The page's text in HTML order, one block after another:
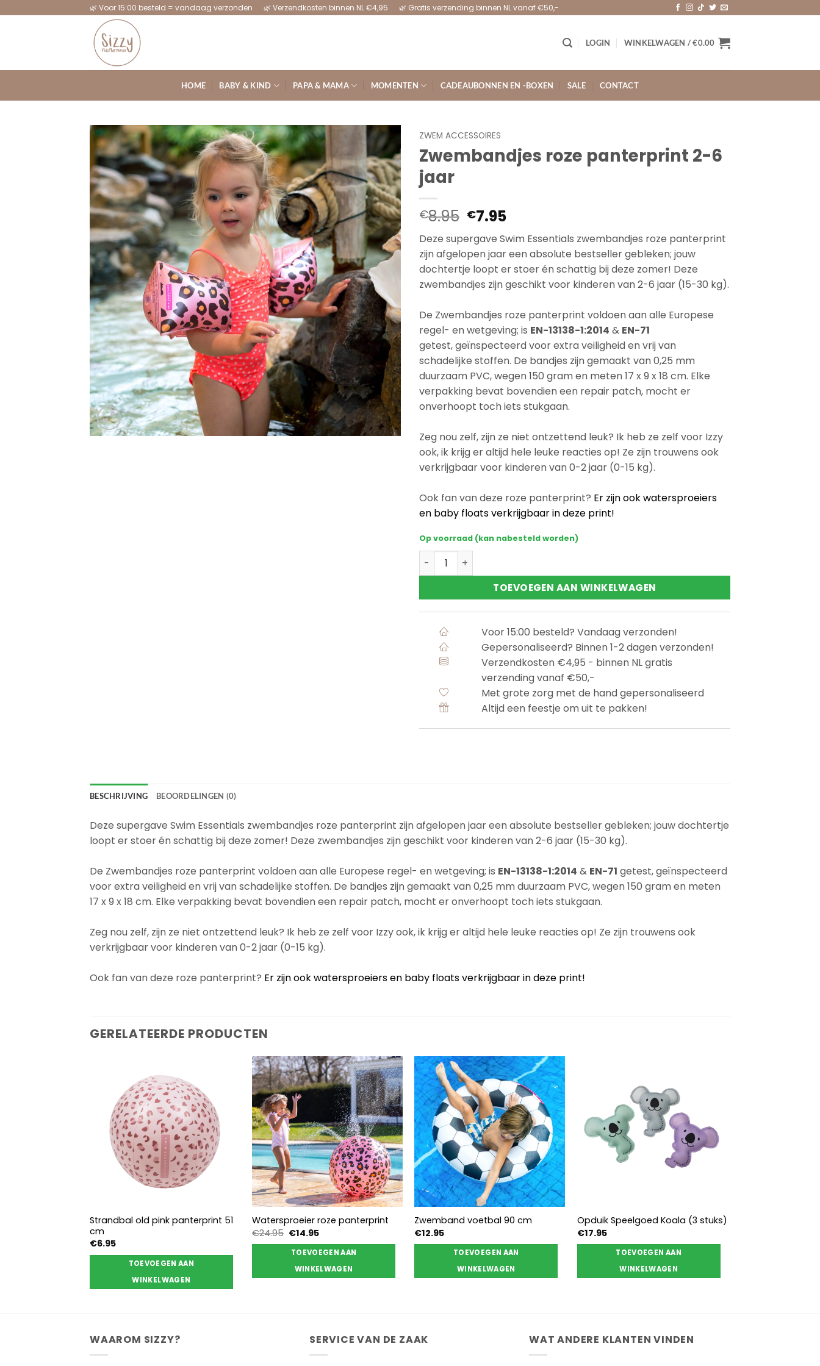
🌿 Voor 15:00 besteld = vandaag verzonden 🌿 Verzendkosten binnen NL €4,95 🌿 Gratis verzending binnen NL vanaf €50,-
LOGIN WINKELWAGEN /€0.00
HOME BABY & KIND PAPA & MAMA MOMENTEN CADEAUBONNEN EN -BOXEN SALE CONTACT
ZWEM ACCESSOIRES
Zwembandjes roze panterprint 2-6
jaar
€8.95 Oorspronkelijke
was:
€8.95.
€7.95Huidige
prijs
is:
€7.95.
Deze supergave Swim Essentials zwembandjes roze panterprint
zijn afgelopen jaar een absolute bestseller gebleken; jouw
dochtertje loopt er stoer én schattig bij deze zomer! Deze
zwembandjes zijn geschikt voor kinderen van 2-6 jaar (15-30 kg).
De Zwembandjes roze panterprint voldoen aan alle Europese
regel- en wetgeving; is EN-13138-1:2014 & EN-71
getest, geïnspecteerd voor extra veiligheid en vrij van
schadelijke stoffen. De bandjes zijn gemaakt van 0,25 mm
duurzaam PVC, wegen 150 gram en meten 17 x 9 x 18 cm. Elke
verpakking bevat bovendien een repair patch, mocht er
onverhoopt toch iets stukgaan.
Zeg nou zelf, zijn ze niet ontzettend leuk? Ik heb ze zelf voor Izzy
ook, ik krijg er altijd hele leuke reacties op! Ze zijn trouwens ook
verkrijgbaar voor kinderen van 0-2 jaar (0-15 kg).
Ook fan van deze roze panterprint? Er zijn ook watersproeiers
en baby floats verkrijgbaar in deze print!
Op voorraad (kan nabesteld worden)
Zwembandjes roze panterprint 2-6 jaar aantal
TOEVOEGEN AAN WINKELWAGEN
Voor 15:00 besteld? Vandaag verzonden!
Gepersonaliseerd? Binnen 1-2 dagen verzonden!
Verzendkosten €4,95 - binnen NL gratis
verzending vanaf €50,-
Met grote zorg met de hand gepersonaliseerd
Altijd een feestje om uit te pakken!
BESCHRIJVING BEOORDELINGEN (0)
Deze supergave Swim Essentials zwembandjes roze panterprint zijn afgelopen jaar een absolute bestseller gebleken; jouw dochtertje
loopt er stoer én schattig bij deze zomer! Deze zwembandjes zijn geschikt voor kinderen van 2-6 jaar (15-30 kg).
De Zwembandjes roze panterprint voldoen aan alle Europese regel- en wetgeving; is EN-13138-1:2014 & EN-71 getest, geïnspecteerd
voor extra veiligheid en vrij van schadelijke stoffen. De bandjes zijn gemaakt van 0,25 mm duurzaam PVC, wegen 150 gram en meten
17 x 9 x 18 cm. Elke verpakking bevat bovendien een repair patch, mocht er onverhoopt toch iets stukgaan.
Zeg nou zelf, zijn ze niet ontzettend leuk? Ik heb ze zelf voor Izzy ook, ik krijg er altijd hele leuke reacties op! Ze zijn trouwens ook
verkrijgbaar voor kinderen van 0-2 jaar (0-15 kg).
Ook fan van deze roze panterprint? Er zijn ook watersproeiers en baby floats verkrijgbaar in deze print!
GERELATEERDE PRODUCTEN
Strandbal old pink panterprint 51
cm
€6.95
TOEVOEGEN AAN
WINKELWAGEN
Watersproeier roze panterprint
€24.95 Oorspronkelijke
was:
€24.95.
€14.95Huidige
is:
€14.95.
TOEVOEGEN AAN
WINKELWAGEN
Zwemband voetbal 90 cm
€12.95
TOEVOEGEN AAN
WINKELWAGEN
Opduik Speelgoed Koala (3 stuks)
€17.95
TOEVOEGEN AAN
WINKELWAGEN
WAAROM SIZZY? SERVICE VAN DE ZAAK WAT ANDERE KLANTEN VINDEN